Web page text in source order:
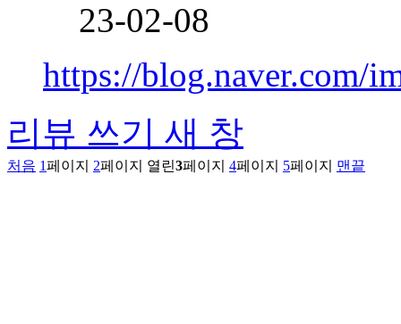
23-02-08
https://blog.naver.com/
리뷰 쓰기 새 창
처음 1페이지 2페이지 열린3페이지 4페이지 5페이지 맨끝